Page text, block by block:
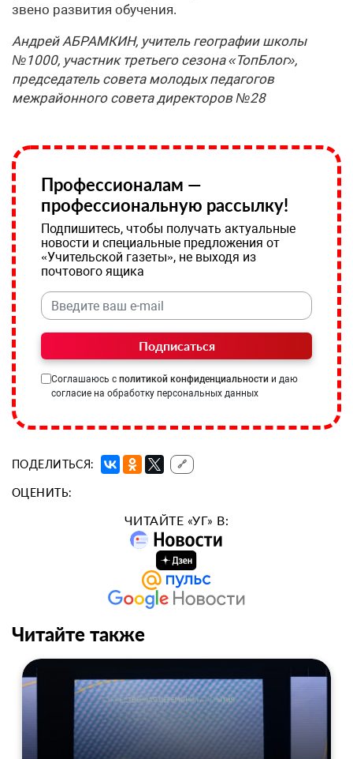
звено развития обучения.
Андрей АБРАМКИН, учитель географии школы
№1000, участник третьего сезона «ТопБлог»,
председатель совета молодых педагогов
межрайонного совета директоров №28
Профессионалам —
профессиональную рассылку!
Подпишитесь, чтобы получать актуальные
новости и специальные предложения от
«Учительской газеты», не выходя из
почтового ящика
Подписаться
Соглашаюсь с политикой конфиденциальности и даю
согласие на обработку персональных данных
ПОДЕЛИТЬСЯ: 🔗
ОЦЕНИТЬ:
ЧИТАЙТЕ «УГ» В:
Читайте также